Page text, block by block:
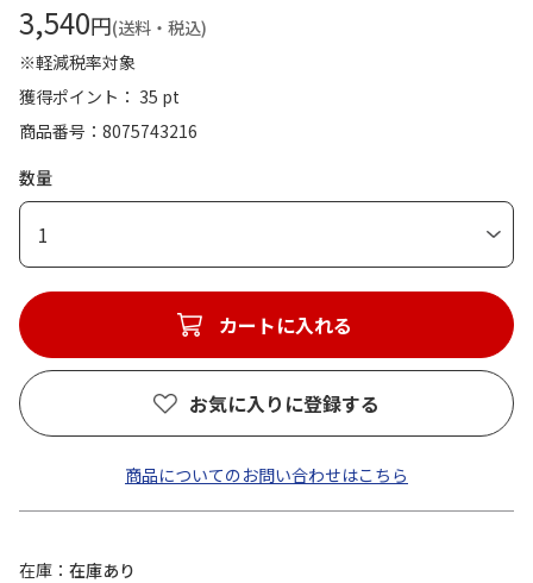
3,540円(送料・税込)
※軽減税率対象
獲得ポイント： 35 pt
商品番号
8075743216
数量
1
カートに入れる
お気に入りに登録する
商品についてのお問い合わせはこちら
在庫
在庫あり